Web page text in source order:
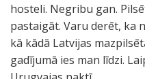
hosteli. Negribu gan.
pastaigāt. Varu derēt, ka
kā kādā Latvijas
gadījumā ies man līdzi.